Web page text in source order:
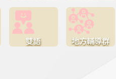
雙語 地方輔導群